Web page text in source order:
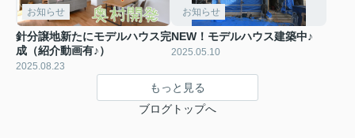
お知らせ
針分譲地新たにモデルハウス完
成（紹介動画有♪）
2025.08.23
お知らせ
NEW！モデルハウス建築中♪
2025.05.10
もっと見る
ブログトップへ